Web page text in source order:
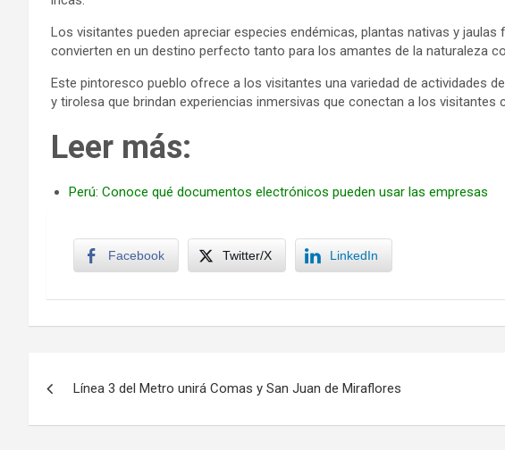
Los visitantes pueden apreciar especies endémicas, plantas nativas y
convierten en un destino perfecto tanto para los amantes de la naturaleza
Este pintoresco pueblo ofrece a los visitantes una variedad de actividades
y tirolesa que brindan experiencias inmersivas que conectan a los visitantes
Leer más:
Perú: Conoce qué documentos electrónicos pueden usar las empresas
Facebook Twitter/X LinkedIn
Línea 3 del Metro unirá Comas y San Juan de Miraflores